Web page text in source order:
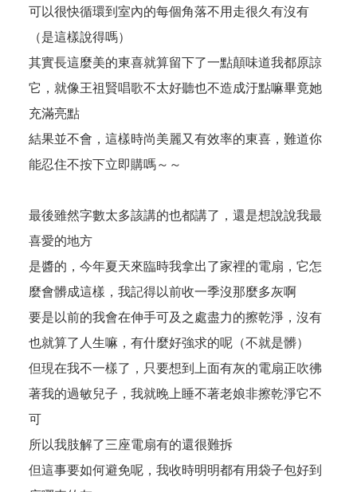
可以很快循環到室內的每個角落不用走很久有沒有
（是這樣說得嗎）
其實長這麼美的東喜就算留下了一點顛味道我都原諒
它，就像王祖賢唱歌不太好聽也不造成汙點嘛畢竟她
充滿亮點
結果並不會，這樣時尚美麗又有效率的東喜，難道你
能忍住不按下立即購嗎～～
最後雖然字數太多該講的也都講了，還是想說說我最
喜愛的地方
是醬的，今年夏天來臨時我拿出了家裡的電扇，它怎
麼會髒成這樣，我記得以前收一季沒那麼多灰啊
要是以前的我會在伸手可及之處盡力的擦乾淨，沒有
也就算了人生嘛，有什麼好強求的呢（不就是髒）
但現在我不一樣了，只要想到上面有灰的電扇正吹彿
著我的過敏兒子，我就晚上睡不著老娘非擦乾淨它不
可
所以我肢解了三座電扇有的還很難拆
但這事要如何避免呢，我收時明明都有用袋子包好到